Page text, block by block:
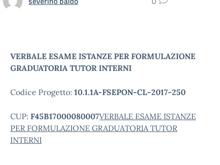
VERBALE ESAME ISTANZE PER FORMULAZIONE
GRADUATORIA TUTOR INTERNI
Codice Progetto: 10.1.1A-FSEPON-CL-2017-250
CUP: F45B17000080007VERBALE ESAME ISTANZE
PER FORMULAZIONE GRADUATORIA TUTOR
INTERNI